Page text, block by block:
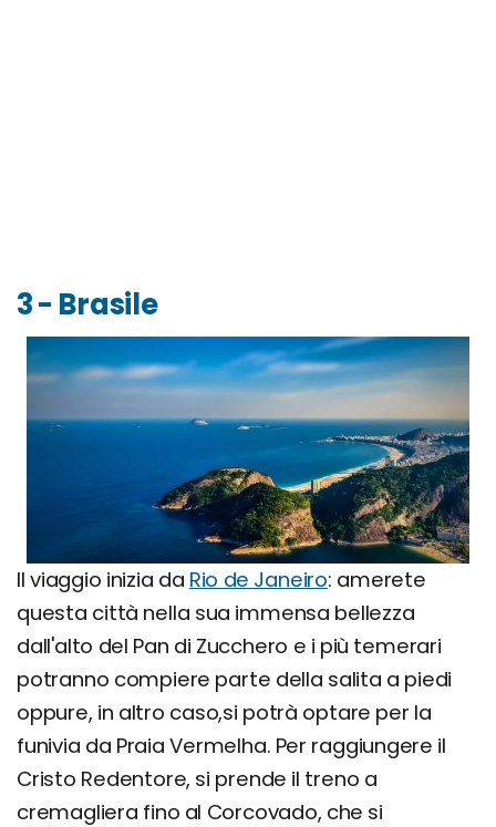
3 - Brasile
Il viaggio inizia da Rio de Janeiro: amerete
questa città nella sua immensa bellezza
dall'alto del Pan di Zucchero e i più temerari
potranno compiere parte della salita a piedi
oppure, in altro caso,si potrà optare per la
funivia da Praia Vermelha. Per raggiungere il
Cristo Redentore, si prende il treno a
cremagliera fino al Corcovado, che si